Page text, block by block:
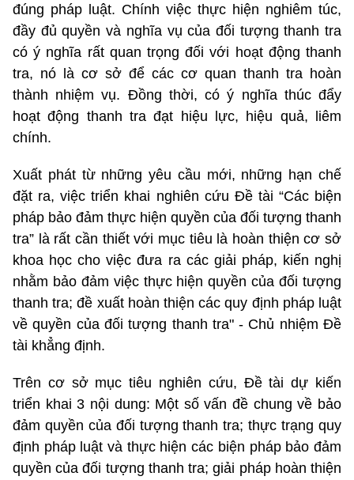
đúng pháp luật. Chính việc thực hiện nghiêm túc,
đầy đủ quyền và nghĩa vụ của đối tượng thanh tra
có ý nghĩa rất quan trọng đối với hoạt động thanh
tra, nó là cơ sở để các cơ quan thanh tra hoàn
thành nhiệm vụ. Đồng thời, có ý nghĩa thúc đẩy
hoạt động thanh tra đạt hiệu lực, hiệu quả, liêm
chính.
Xuất phát từ những yêu cầu mới, những hạn chế
đặt ra, việc triển khai nghiên cứu Đề tài “Các biện
pháp bảo đảm thực hiện quyền của đối tượng thanh
tra” là rất cần thiết với mục tiêu là hoàn thiện cơ sở
khoa học cho việc đưa ra các giải pháp, kiến nghị
nhằm bảo đảm việc thực hiện quyền của đối tượng
thanh tra; đề xuất hoàn thiện các quy định pháp luật
về quyền của đối tượng thanh tra" - Chủ nhiệm Đề
tài khẳng định.
Trên cơ sở mục tiêu nghiên cứu, Đề tài dự kiến
triển khai 3 nội dung: Một số vấn đề chung về bảo
đảm quyền của đối tượng thanh tra; thực trạng quy
định pháp luật và thực hiện các biện pháp bảo đảm
quyền của đối tượng thanh tra; giải pháp hoàn thiện